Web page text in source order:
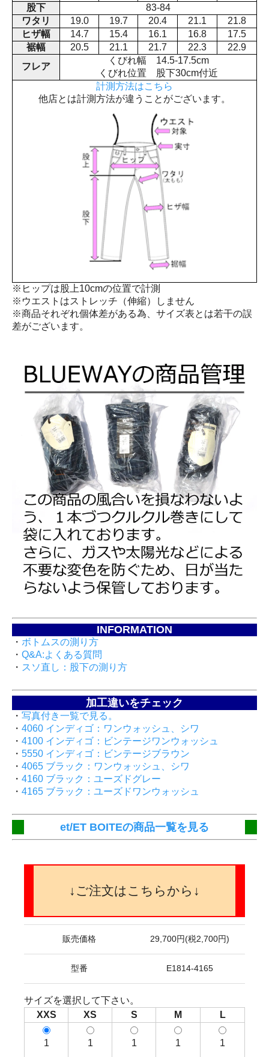
股下
83-84
ワタリ
19.0 19.7 20.4 21.1
21.8
ヒザ幅
14.7 15.4 16.1 16.8
17.5
裾幅
20.5 21.1 21.7 22.3
22.9
フレア
くびれ幅 14.5-17.5cm
くびれ位置 股下30cm付近
計測方法はこちら
他店とは計測方法が違うことがございます。
※ヒップは股上10cmの位置で計測
※ウエストはストレッチ（伸縮）しません
※商品それぞれ個体差がある為、サイズ表とは若干の誤
差がございます。
INFORMATION
・ ボトムスの測り方
・ Q&A:よくある質問
・ スソ直し：股下の測り方
加工違いをチェック
・ 写真付き一覧で見る。
・ 4060 インディゴ：ワンウォッシュ、シワ
・ 4100 インディゴ：ビンテージワンウォッシュ
・ 5550 インディゴ：ビンテージブラウン
・ 4065 ブラック：ワンウォッシュ、シワ
・ 4160 ブラック：ユーズドグレー
・ 4165 ブラック：ユーズドワンウォッシュ
et/ET BOITEの商品一覧を見る
↓ご注文はこちらから↓
販売価格 29,700円(税2,700円)
型番 E1814-4165
サイズを選択して下さい。
XXS
XS S M L
1 1 1 1 1